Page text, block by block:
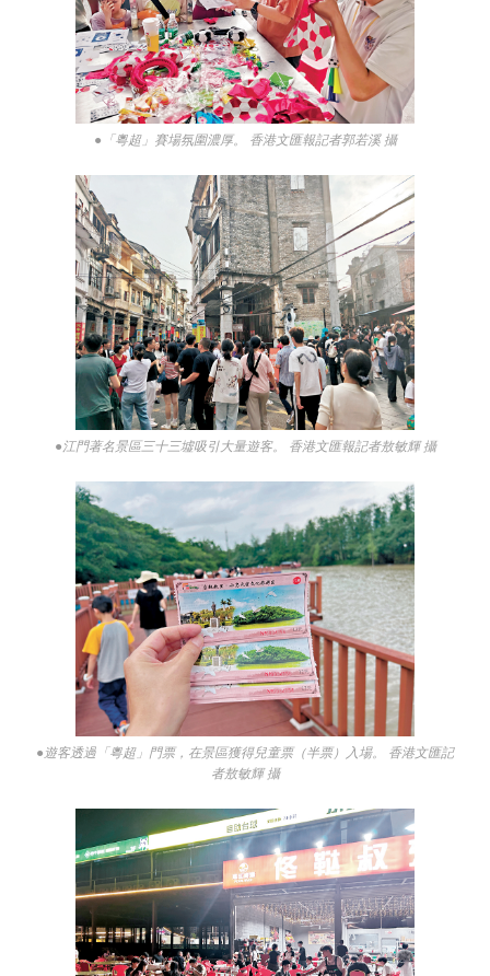
●「粵超」賽場氛圍濃厚。 香港文匯報記者郭若溪 攝
●江門著名景區三十三墟吸引大量遊客。 香港文匯報記者敖敏輝 攝
●遊客透過「粵超」門票，在景區獲得兒童票（半票）入場。 香港文匯記
者敖敏輝 攝